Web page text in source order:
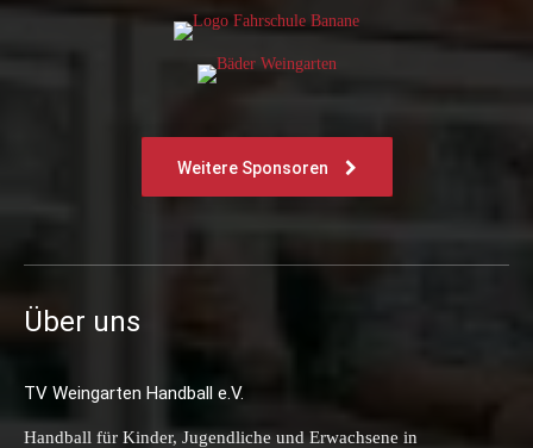
Weitere Sponsoren
Über uns
TV Weingarten Handball e.V.
Handball für Kinder, Jugendliche und Erwachsene in